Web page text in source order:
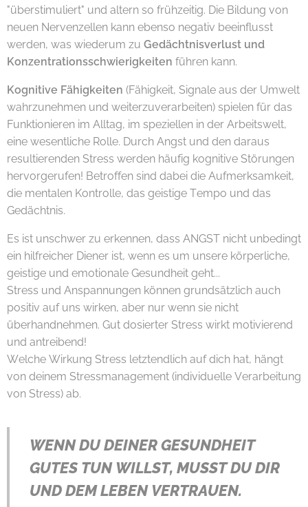
"überstimuliert" und altern so frühzeitig. Die Bildung von
neuen Nervenzellen kann ebenso negativ beeinflusst
werden, was wiederum zu Gedächtnisverlust und
Konzentrationsschwierigkeiten führen kann.
Kognitive Fähigkeiten (Fähigkeit, Signale aus der Umwelt
wahrzunehmen und weiterzuverarbeiten) spielen für das
Funktionieren im Alltag, im speziellen in der Arbeitswelt,
eine wesentliche Rolle. Durch Angst und den daraus
resultierenden Stress werden häufig kognitive Störungen
hervorgerufen! Betroffen sind dabei die Aufmerksamkeit,
die mentalen Kontrolle, das geistige Tempo und das
Gedächtnis.
Es ist unschwer zu erkennen, dass ANGST nicht unbedingt
ein hilfreicher Diener ist, wenn es um unsere körperliche,
geistige und emotionale Gesundheit geht...
Stress und Anspannungen können grundsätzlich auch
positiv auf uns wirken, aber nur wenn sie nicht
überhandnehmen. Gut dosierter Stress wirkt motivierend
und antreibend!
Welche Wirkung Stress letztendlich auf dich hat, hängt
von deinem Stressmanagement (individuelle Verarbeitung
von Stress) ab.
WENN DU DEINER GESUNDHEIT
GUTES TUN WILLST, MUSST DU DIR
UND DEM LEBENVERTRAUEN.